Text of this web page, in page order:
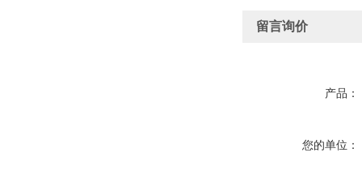
留言询价
产品：
您的单位：